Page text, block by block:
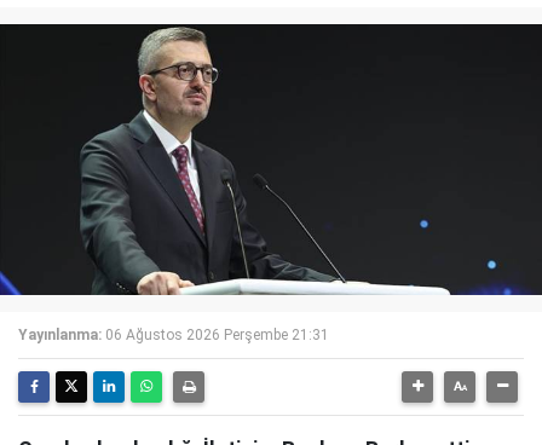
Yayınlanma: 06 Ağustos 2026 Perşembe 21:31